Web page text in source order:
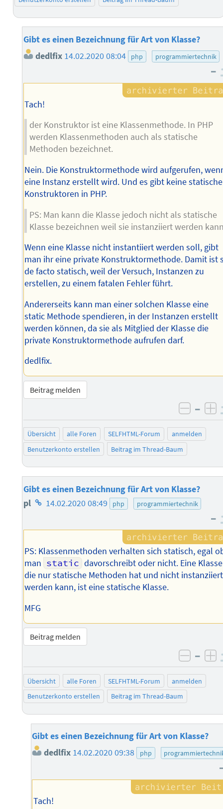
Gibt es einen Bezeichnung für Art von Klasse?
dedlfix 14.02.2020 08:04 php programmiertechnik
–
Tach!
der Konstruktor ist eine Klassenmethode. In PHP
werden Klassenmethoden auch als statische
Methoden bezeichnet.
Nein. Die Konstruktormethode wird aufgerufen,
eine Instanz erstellt wird. Und es gibt keine
Konstruktoren in PHP.
PS: Man kann die Klasse jedoch nicht als statische
Klasse bezeichnen weil sie instanziiert werden
Wenn eine Klasse nicht instantiiert werden soll, gibt
man ihr eine private Konstruktormethode. Damit ist
de facto statisch, weil der Versuch, Instanzen zu
erstellen, zu einem fatalen Fehler führt.
Andererseits kann man einer solchen Klasse eine
static Methode spendieren, in der Instanzen erstellt
werden können, da sie als Mitglied der Klasse die
private Konstruktormethode aufrufen darf.
dedlfix.
Beitrag melden
–
Übersicht alle Foren SELFHTML-Forum
anmelden
Benutzerkonto erstellen
Beitrag im Thread-Baum
Gibt es einen Bezeichnung für Art von Klasse?
pl Homepage
Autors
14.02.2020 08:49 php programmiertechnik
–
PS: Klassenmethoden verhalten sich statisch, egal
man static davorschreibt oder nicht. Eine Klasse
die nur statische Methoden hat und nicht instanziiert
werden kann, ist eine statische Klasse.
MFG
Beitrag melden
–
Übersicht alle Foren SELFHTML-Forum
anmelden
Benutzerkonto erstellen
Beitrag im Thread-Baum
Gibt es einen Bezeichnung für Art von Klasse?
dedlfix 14.02.2020 09:38 php
Tach!